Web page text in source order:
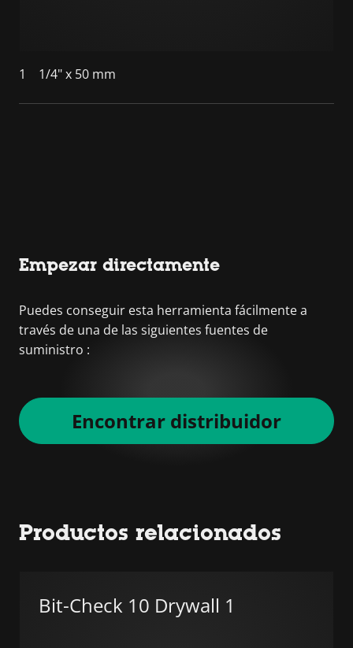
1 1/4" x 50 mm
Empezar directamente
Puedes conseguir esta herramienta fácilmente a
través de una de las siguientes fuentes de
suministro :
Encontrar distribuidor
Productos relacionados
Bit-Check 10 Drywall 1